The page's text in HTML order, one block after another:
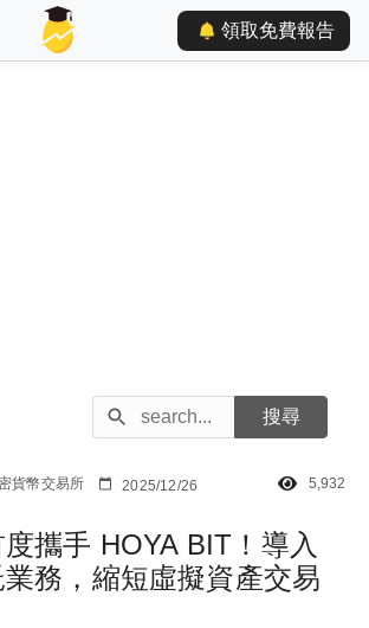
領取免費報告
貨幣交易所 2025/12/26 5,932
攜手 HOYA BIT！導入
務，縮短虛擬資產交易